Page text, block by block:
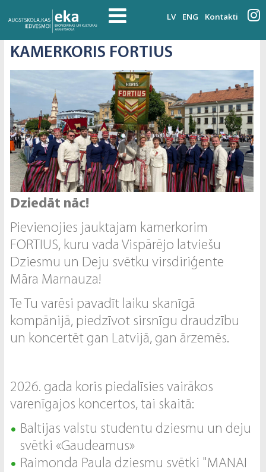
LV ENG Kontakti
KAMERKORIS FORTIUS
Dziedāt nāc!
Pievienojies jauktajam kamerkorim
FORTIUS, kuru vada Vispārējo latviešu
Dziesmu un Deju svētku virsdiriģente
Māra Marnauza!
Te Tu varēsi pavadīt laiku skanīgā
kompānijā, piedzīvot sirsnīgu draudzību
un koncertēt gan Latvijā, gan ārzemēs.
2026. gada koris piedalīsies vairākos
varenīgajos koncertos, tai skaitā:
Baltijas valstu studentu dziesmu un deju
svētki «Gaudeamus»
Raimonda Paula dziesmu svētki "MANAI